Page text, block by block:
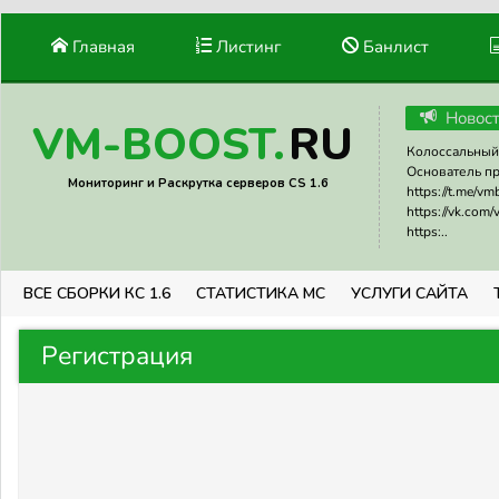
Главная Листинг Банлист
VM-BOOST.RU
Мониторинг и Раскрутка серверов CS 1.6
Основатель
https://t.me/
https://vk.com/
https:..
ВСЕ СБОРКИ КС 1.6 СТАТИСТИКА МС УСЛУГИ САЙТА
Регистрация